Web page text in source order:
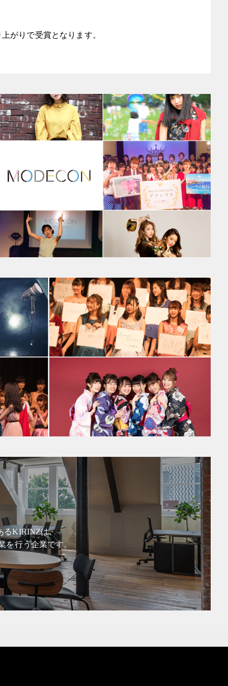
がりで受賞となります。
るKIRINZは、
を行う企業です。